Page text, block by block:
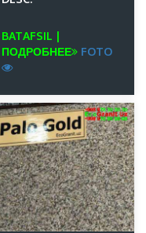
BATAFSIL |
ПОДРОБНЕЕ
FOTO